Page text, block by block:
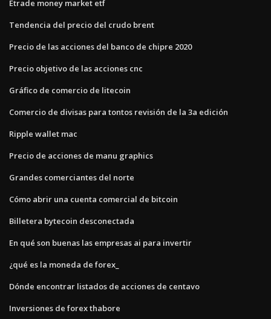
Etrade money market etf
Tendencia del precio del crudo brent
Precio de las acciones del banco de chipre 2020
Precio objetivo de las acciones cnc
Gráfico de comercio de litecoin
Comercio de divisas para tontos revisión de la 3a edición
Ripple wallet mac
Precio de acciones de manu graphics
Grandes comerciantes del norte
Cómo abrir una cuenta comercial de bitcoin
Billetera bytecoin desconectada
En qué son buenas las empresas ai para invertir
¿qué es la moneda de forex_
Dónde encontrar listados de acciones de centavo
Inversiones de forex thabore